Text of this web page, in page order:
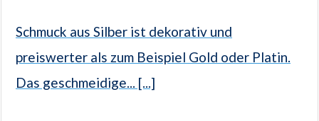
Schmuck aus Silber ist dekorativ und
preiswerter als zum Beispiel Gold oder Platin.
Das geschmeidige... [...]